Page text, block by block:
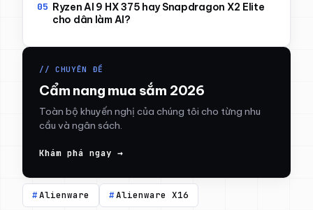
Ryzen AI 9 HX 375 hay Snapdragon X2 Elite
cho dân làm AI?
// CHUYÊN ĐỀ
Cẩm nang mua sắm 2026
Toàn bộ khuyến nghị của chúng tôi cho từng nhu
cầu và ngân sách.
Khám phá ngay →
Alienware Alienware X16